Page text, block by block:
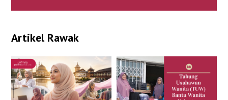
Artikel Rawak